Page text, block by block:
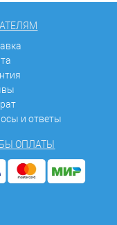
и ответы
ОПЛАТЫ